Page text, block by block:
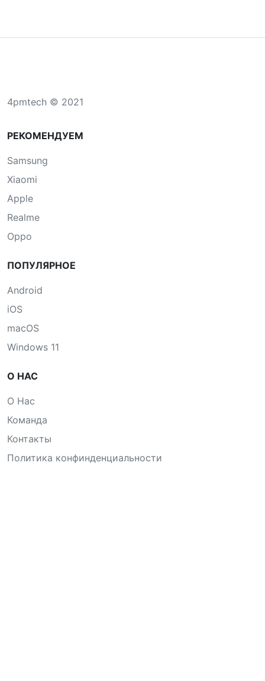
4pmtech © 2021
РЕКОМЕНДУЕМ
Samsung
Xiaomi
Apple
Realme
Oppo
ПОПУЛЯРНОЕ
Android
iOS
macOS
Windows 11
О НАС
О Нас
Команда
Контакты
Политика конфинденциальности